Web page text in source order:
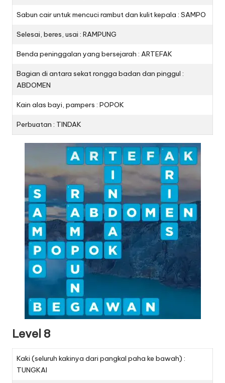
Sabun cair untuk mencuci rambut dan kulit kepala : SAMPO
Selesai, beres, usai : RAMPUNG
Benda peninggalan yang bersejarah : ARTEFAK
Bagian di antara sekat rongga badan dan pinggul :
ABDOMEN
Kain alas bayi, pampers : POPOK
Perbuatan : TINDAK
Level 8
Kaki (seluruh kakinya dari pangkal paha ke bawah) :
TUNGKAI